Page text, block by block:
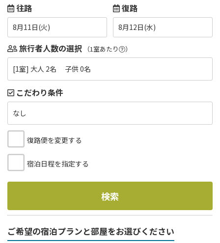
往路
8月11日(火)
復路
8月12日(水)
旅行者人数の選択 （1室あたり ）
[1室] 大人 2名 子供 0名
こだわり条件
なし
復路便を変更する
宿泊日程を指定する
検索
ご希望の宿泊プランと部屋をお選びください